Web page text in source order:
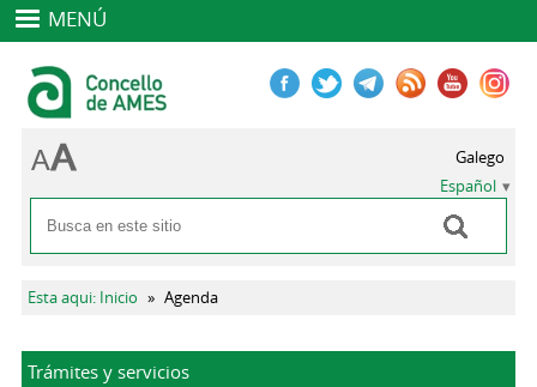
MENÚ
Formulario de búsqueda
Buscar
Galego
Español
Se encuentra usted aquí
Esta aqui: Inicio » Agenda
Trámites y servicios